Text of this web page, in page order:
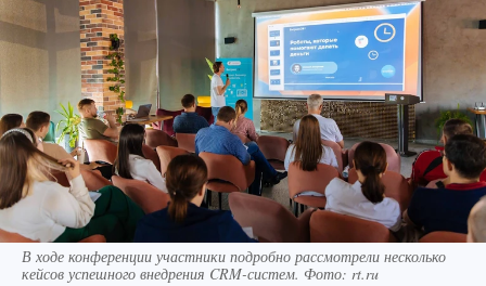
В ходе конференции участники подробно рассмотрели несколько
кейсов успешного внедрения CRM-систем. Фото: rt.ru